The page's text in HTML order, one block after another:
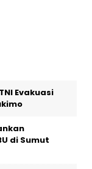
Evakuasi
di Sumut